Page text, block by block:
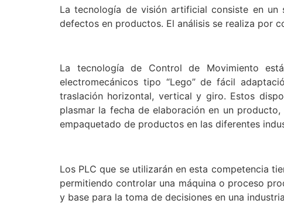
La tecnología de visión artificial consiste en
defectos en productos. El análisis se realiza por
La tecnología de Control de Movimiento
electromecánicos tipo “Lego” de fácil
traslación horizontal, vertical y giro. Estos
plasmar la fecha de elaboración en un
empaquetado de productos en las diferentes
Los PLC que se utilizarán en esta competencia
permitiendo controlar una máquina o proceso
y base para la toma de decisiones en una